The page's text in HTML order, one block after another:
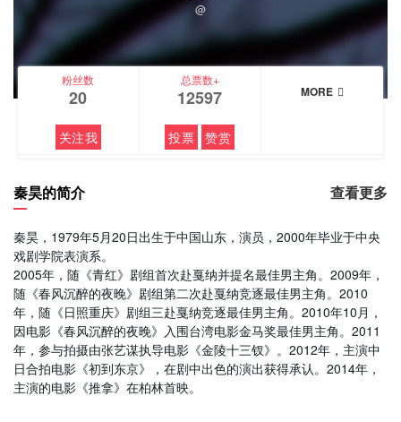
@
粉丝数
20
关注我
总票数+
12597
投票 赞赏
MORE
秦昊的简介 查看更多
秦昊，1979年5月20日出生于中国山东，演员，2000年毕业于中央
戏剧学院表演系。
2005年，随《青红》剧组首次赴戛纳并提名最佳男主角。2009年，
随《春风沉醉的夜晚》剧组第二次赴戛纳竞逐最佳男主角。2010
年，随《日照重庆》剧组三赴戛纳竞逐最佳男主角。2010年10月，
因电影《春风沉醉的夜晚》入围台湾电影金马奖最佳男主角。2011
年，参与拍摄由张艺谋执导电影《金陵十三钗》。2012年，主演中
日合拍电影《初到东京》，在剧中出色的演出获得承认。2014年，
主演的电影《推拿》在柏林首映。